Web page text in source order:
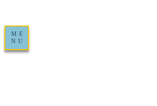
ME
NU